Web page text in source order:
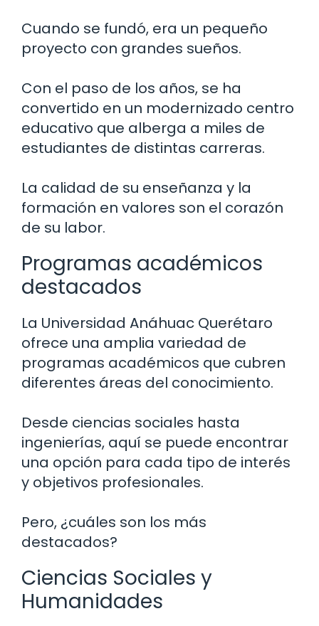
Cuando se fundó, era un pequeño
proyecto con grandes sueños.
Con el paso de los años, se ha
convertido en un modernizado centro
educativo que alberga a miles de
estudiantes de distintas carreras.
La calidad de su enseñanza y la
formación en valores son el corazón
de su labor.
Programas académicos
destacados
La Universidad Anáhuac Querétaro
ofrece una amplia variedad de
programas académicos que cubren
diferentes áreas del conocimiento.
Desde ciencias sociales hasta
ingenierías, aquí se puede encontrar
una opción para cada tipo de interés
y objetivos profesionales.
Pero, ¿cuáles son los más
destacados?
Ciencias Sociales y
Humanidades